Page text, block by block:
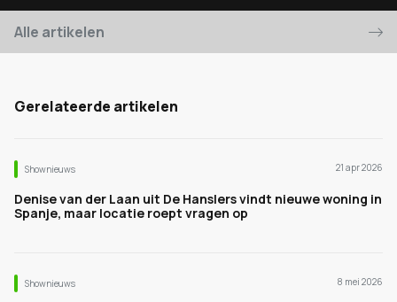
Alle artikelen
Gerelateerde artikelen
Shownieuws 21 apr 2026
Denise van der Laan uit De Hanslers vindt nieuwe woning in
Spanje, maar locatie roept vragen op
Shownieuws 8 mei 2026